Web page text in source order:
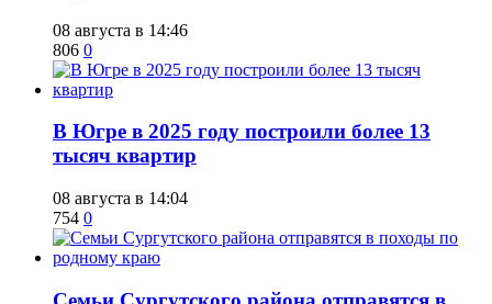
08 августа в 14:46
806 0
​В Югре в 2025 году построили более 13
тысяч квартир
08 августа в 14:04
754 0